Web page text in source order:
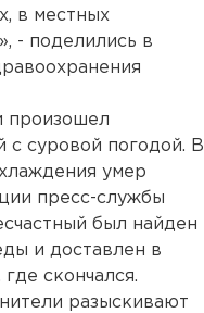
в местных
- поделились в
произошел
с суровой погодой. В
умер
пресс-службы
был найден
и доставлен в
скончался.
разыскивают